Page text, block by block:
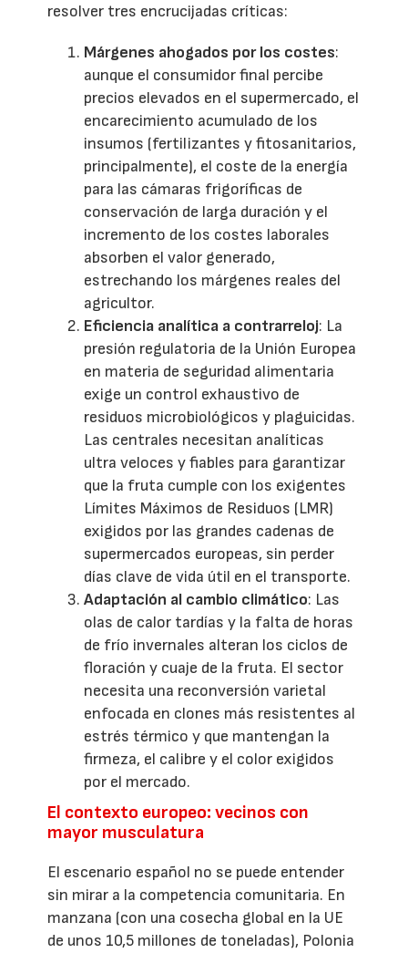
resolver tres encrucijadas críticas:
Márgenes ahogados por los costes:
aunque el consumidor final percibe
precios elevados en el supermercado, el
encarecimiento acumulado de los
insumos (fertilizantes y fitosanitarios,
principalmente), el coste de la energía
para las cámaras frigoríficas de
conservación de larga duración y el
incremento de los costes laborales
absorben el valor generado,
estrechando los márgenes reales del
agricultor.
Eficiencia analítica a contrarreloj: La
presión regulatoria de la Unión Europea
en materia de seguridad alimentaria
exige un control exhaustivo de
residuos microbiológicos y plaguicidas.
Las centrales necesitan analíticas
ultra veloces y fiables para garantizar
que la fruta cumple con los exigentes
Límites Máximos de Residuos (LMR)
exigidos por las grandes cadenas de
supermercados europeas, sin perder
días clave de vida útil en el transporte.
Adaptación al cambio climático: Las
olas de calor tardías y la falta de horas
de frío invernales alteran los ciclos de
floración y cuaje de la fruta. El sector
necesita una reconversión varietal
enfocada en clones más resistentes al
estrés térmico y que mantengan la
firmeza, el calibre y el color exigidos
por el mercado.
El contexto europeo: vecinos con
mayor musculatura
El escenario español no se puede entender
sin mirar a la competencia comunitaria. En
manzana (con una cosecha global en la UE
de unos 10,5 millones de toneladas), Polonia